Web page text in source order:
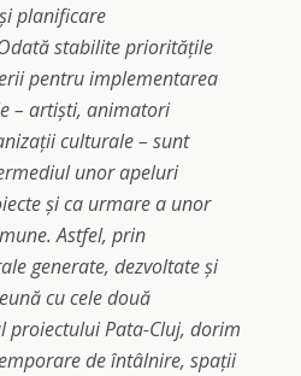
planificare
stabilite prioritățile
pentru implementarea
– artiști, animatori
culturale – sunt
unor apeluri
și ca urmare a unor
Astfel, prin
generate, dezvoltate și
cu cele două
proiectului Pata-Cluj, dorim
de întâlnire, spații